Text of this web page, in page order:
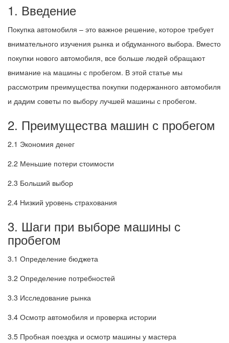
1. Введение
Покупка автомобиля – это важное решение, которое требует
внимательного изучения рынка и обдуманного выбора. Вместо
покупки нового автомобиля, все больше людей обращают
внимание на машины с пробегом. В этой статье мы
рассмотрим преимущества покупки подержанного автомобиля
и дадим советы по выбору лучшей машины с пробегом.
2. Преимущества машин с пробегом
2.1 Экономия денег
2.2 Меньшие потери стоимости
2.3 Больший выбор
2.4 Низкий уровень страхования
3. Шаги при выборе машины с
пробегом
3.1 Определение бюджета
3.2 Определение потребностей
3.3 Исследование рынка
3.4 Осмотр автомобиля и проверка истории
3.5 Пробная поездка и осмотр машины у мастера